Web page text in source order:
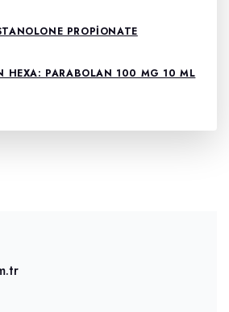
PROPIONATE
HEXA: PARABOLAN 100 MG 10 ML